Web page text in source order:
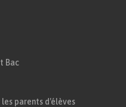
lactique, le
est réduit
Bac
parents d'élèves